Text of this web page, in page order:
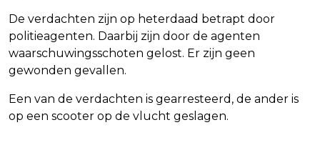
De verdachten zijn op heterdaad betrapt door
politieagenten. Daarbij zijn door de agenten
waarschuwingsschoten gelost. Er zijn geen
gewonden gevallen.
Een van de verdachten is gearresteerd, de ander is
op een scooter op de vlucht geslagen.